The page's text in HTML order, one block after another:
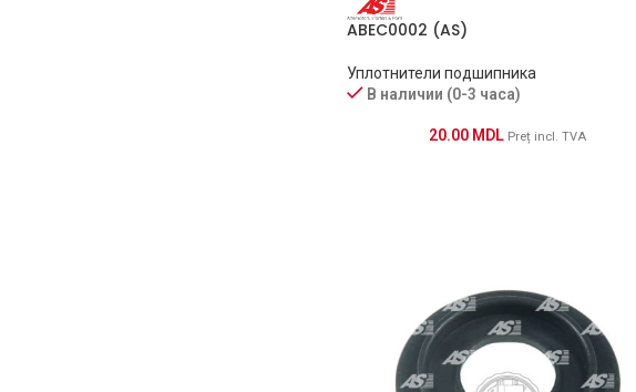
ABEC0002 (AS)
Уплотнители подшипника
В наличии (0-3 часа)
20.00 MDL Preț incl. TVA